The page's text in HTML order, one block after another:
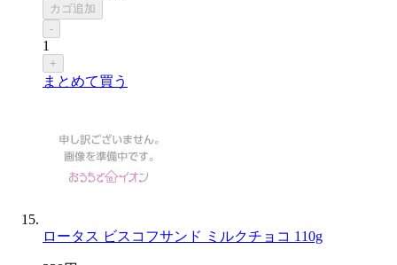
カゴ追加
-
1
+
まとめて買う
ロータス ビスコフサンド ミルクチョコ 110g